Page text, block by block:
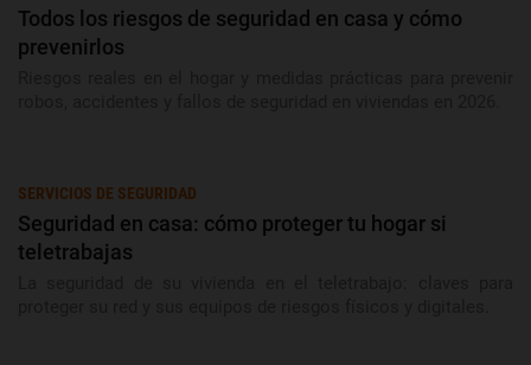
Todos los riesgos de seguridad en casa y cómo
prevenirlos
SERVICIOS DE SEGURIDAD
Seguridad en casa: cómo proteger tu hogar si
teletrabajas